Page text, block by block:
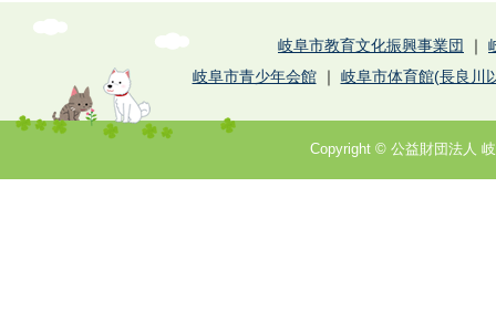
岐阜市教育文化振興事業団 ｜
岐阜市青少年会館｜ 岐阜市体育館(長良川
Copyright © 公益財団法人